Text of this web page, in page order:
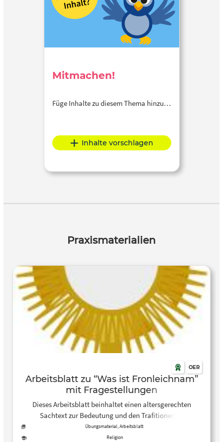
Mitmachen!
Füge Inhalte zu diesem Thema hinzu…
Inhalte vorschlagen
Praxismaterialien
OER
Arbeitsblatt zu “Was ist Fronleichnam”
mit Fragestellungen
Dieses Arbeitsblatt beinhaltet einen altersgerechten
Sachtext zur Bedeutung und den Trafitionen zu
Fronleichnam. Zudem wird mithilfe von Fragen das
Verständnis zum Text vertieft.
Übungsmaterial, Arbeitsblatt
Religion